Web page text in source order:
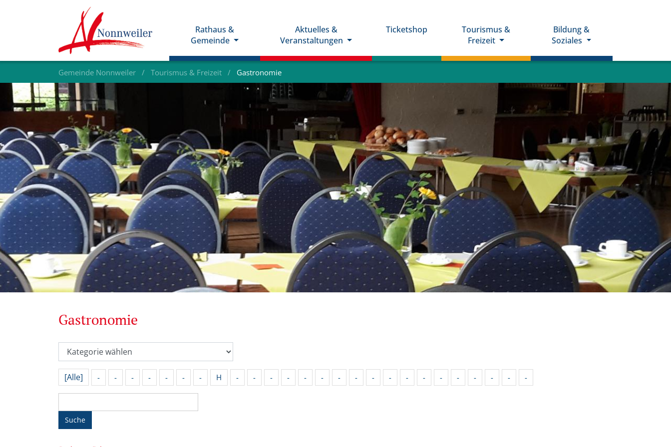
Rathaus &
Gemeinde
Aktuelles &
Veranstaltungen
Ticketshop
Tourismus &
Freizeit
Bildung &
Soziales
Gemeinde Nonnweiler Tourismus & Freizeit Gastronomie
Gastronomie
[Alle] - - - - - - - H - - - - - - - - - - - - - - - - - -
Suche